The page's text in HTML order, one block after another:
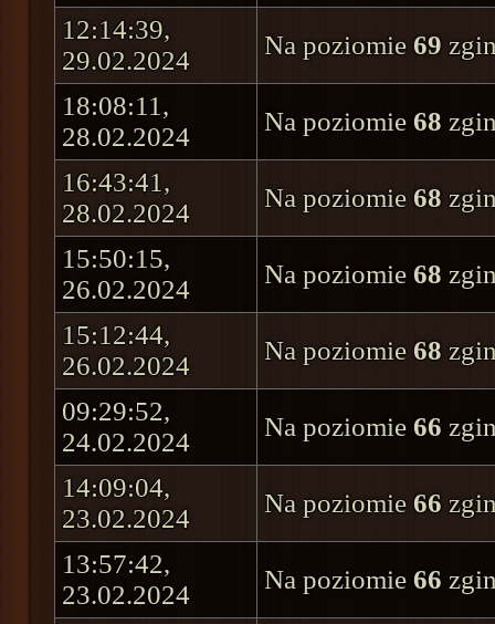
12:14:39,
29.02.2024
Na poziomie 69
18:08:11,
28.02.2024
Na poziomie 68
16:43:41,
28.02.2024
Na poziomie 68
15:50:15,
26.02.2024
Na poziomie 68
15:12:44,
26.02.2024
Na poziomie 68
09:29:52,
24.02.2024
Na poziomie 66
14:09:04,
23.02.2024
Na poziomie 66
13:57:42,
23.02.2024
Na poziomie 66